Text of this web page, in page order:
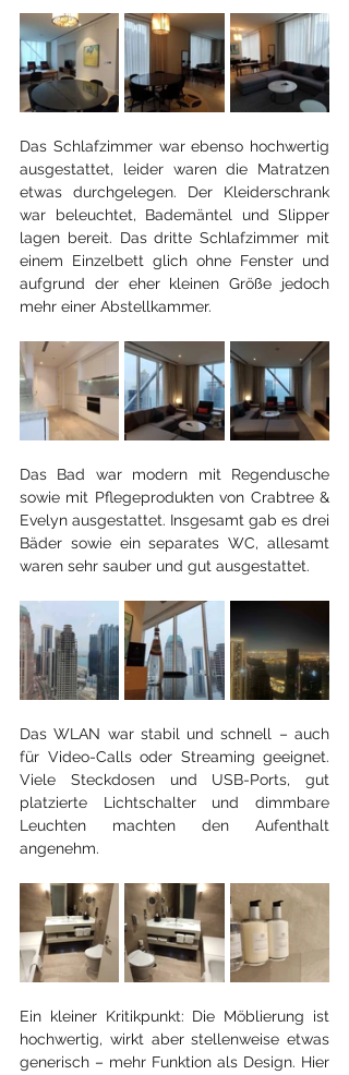
Das Schlafzimmer war ebenso hochwertig
ausgestattet, leider waren die Matratzen
etwas durchgelegen. Der Kleiderschrank
war beleuchtet, Bademäntel und Slipper
lagen bereit. Das dritte Schlafzimmer mit
einem Einzelbett glich ohne Fenster und
aufgrund der eher kleinen Größe jedoch
mehr einer Abstellkammer.
Das Bad war modern mit Regendusche
sowie mit Pflegeprodukten von Crabtree &
Evelyn ausgestattet. Insgesamt gab es drei
Bäder sowie ein separates WC, allesamt
waren sehr sauber und gut ausgestattet.
Das WLAN war stabil und schnell – auch
für Video-Calls oder Streaming geeignet.
Viele Steckdosen und USB-Ports, gut
platzierte Lichtschalter und dimmbare
Leuchten machten den Aufenthalt
angenehm.
Ein kleiner Kritikpunkt: Die Möblierung ist
hochwertig, wirkt aber stellenweise etwas
generisch – mehr Funktion als Design. Hier